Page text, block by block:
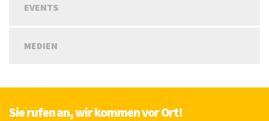
EVENTS
MEDIEN
Sie rufen an, wir kommen vor Ort!